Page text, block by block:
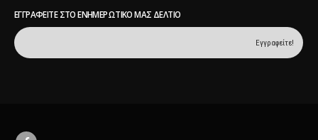
ΕΓΓΡΑΦΕΊΤΕ ΣΤΟ ΕΝΗΜΕΡΩΤΙΚΌ ΜΑΣ ΔΕΛΤΊΟ